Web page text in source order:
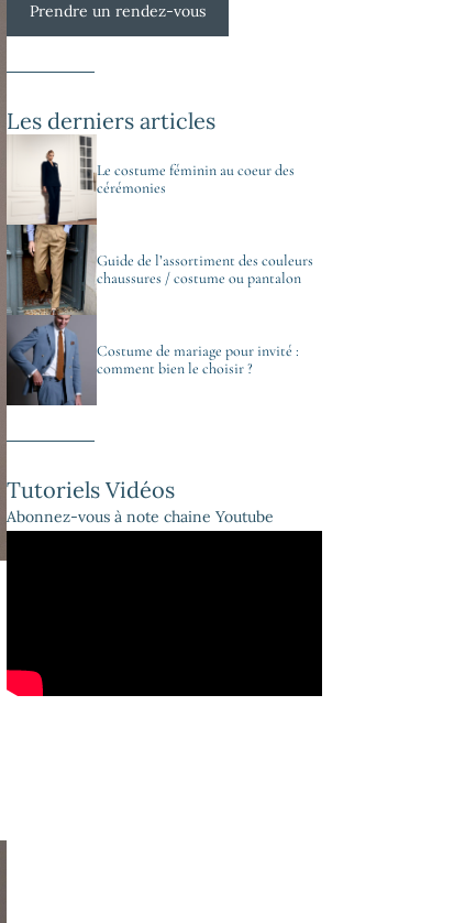
Prendre un rendez-vous
Les derniers articles
Le costume féminin au coeur des
cérémonies
Guide de l’assortiment des couleurs
chaussures / costume ou pantalon
Costume de mariage pour invité :
comment bien le choisir ?
Tutoriels Vidéos
Abonnez-vous à note chaine Youtube